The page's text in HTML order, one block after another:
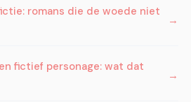
romans die de woede niet
fictief personage: wat dat